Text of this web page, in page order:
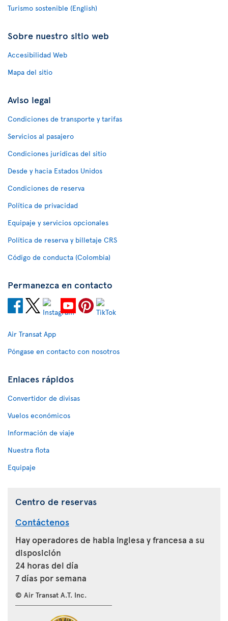
Turismo sostenible (English)
Sobre nuestro sitio web
Accesibilidad Web
Mapa del sitio
Aviso legal
Condiciones de transporte y tarifas
Servicios al pasajero
Condiciones jurídicas del sitio
Desde y hacia Estados Unidos
Condiciones de reserva
Política de privacidad
Equipaje y servicios opcionales
Política de reserva y billetaje CRS
Código de conducta (Colombia)
Permanezca en contacto
Air Transat App
Póngase en contacto con nosotros
Enlaces rápidos
Convertidor de divisas
Vuelos económicos
Información de viaje
Nuestra flota
Equipaje
Centro de reservas
Contáctenos
Hay operadores de habla inglesa y francesa a su
disposición
24 horas del día
7 días por semana
© Air Transat A.T. Inc.